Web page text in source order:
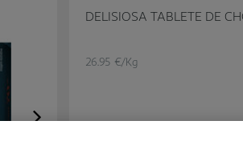
Next
DELISIOSA TABLETE DE
26.95 €/Kg